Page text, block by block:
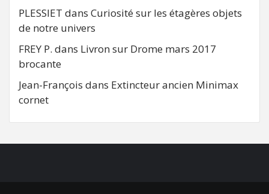
PLESSIET dans Curiosité sur les étagères objets
de notre univers
FREY P. dans Livron sur Drome mars 2017
brocante
Jean-François dans Extincteur ancien Minimax
cornet